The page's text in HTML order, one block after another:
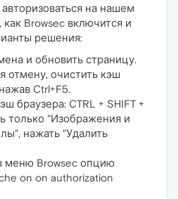
на нашем
Browsec включится и
решения:
и обновить страницу.
отмену, очистить кэш
Ctrl+F5.
браузера: CTRL + SHIFT +
только "Изображения и
нажать "Удалить
меню Browsec опцию
on on authorization